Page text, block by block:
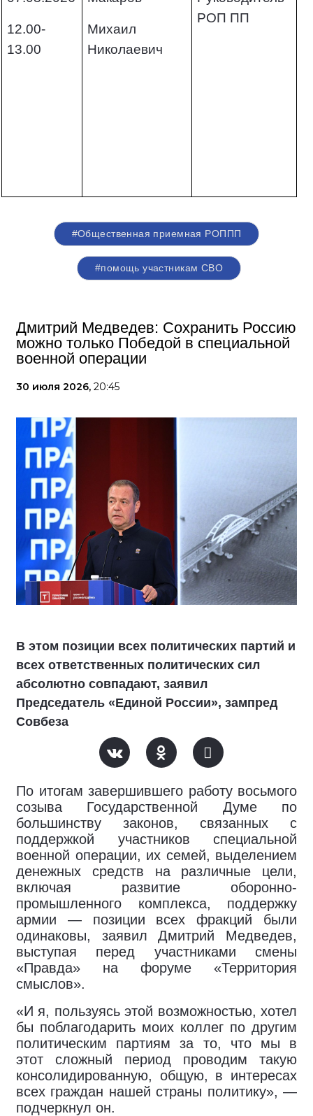
12.00-
13.00
Михаил
Николаевич
РОП ПП
#Общественная приемная РОППП
#помощь участникам СВО
Дмитрий Медведев: Сохранить Россию
можно только Победой в специальной
военной операции
30 июля 2026, 20:45
В этом позиции всех политических партий и
всех ответственных политических сил
абсолютно совпадают, заявил
Председатель «Единой России», зампред
Совбеза
По итогам завершившего работу восьмого
созыва Государственной Думе по
большинству законов, связанных с
поддержкой участников специальной
военной операции, их семей, выделением
денежных средств на различные цели,
включая развитие оборонно-
промышленного комплекса, поддержку
армии — позиции всех фракций были
одинаковы, заявил Дмитрий Медведев,
выступая перед участниками смены
«Правда» на форуме «Территория
смыслов».
«И я, пользуясь этой возможностью, хотел
бы поблагодарить моих коллег по другим
политическим партиям за то, что мы в
этот сложный период проводим такую
консолидированную, общую, в интересах
всех граждан нашей страны политику», —
подчеркнул он.